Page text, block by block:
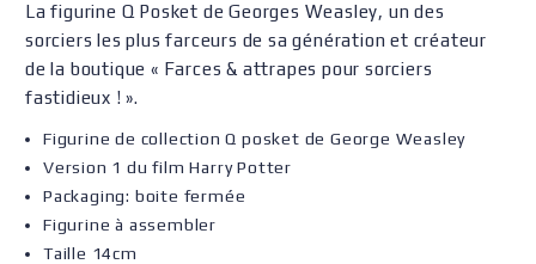
La figurine Q Posket de Georges Weasley, un des
sorciers les plus farceurs de sa génération et créateur
de la boutique « Farces & attrapes pour sorciers
fastidieux ! ».
Figurine de collection Q posket de George Weasley
Version 1 du film Harry Potter
Packaging: boite fermée
Figurine à assembler
Taille 14cm